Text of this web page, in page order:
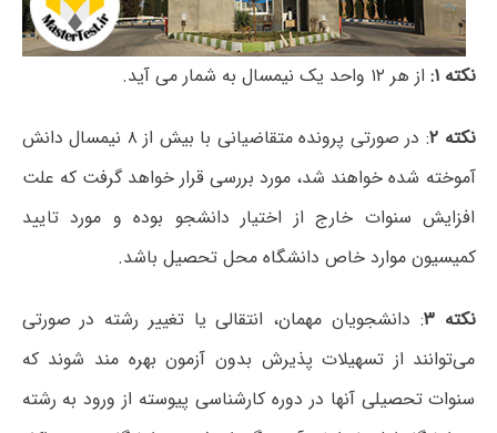
نکته ۱: از هر ۱۲ واحد یک نیمسال به شمار می آید.
نکته ۲
: در صورتی پرونده متقاضیانی با بیش از ۸ نیمسال دانش
آموخته شده خواهند شد، مورد بررسی قرار خواهد گرفت که علت
افزایش سنوات خارج از اختیار دانشجو بوده و مورد تایید
کمیسیون موارد خاص دانشگاه محل تحصیل باشد.
نکته ۳ : دانشجویان مهمان، انتقالی یا تغییر رشته در صورتی
می‌توانند از تسهیلات پذیرش بدون آزمون بهره مند شوند که
سنوات تحصیلی آنها در دوره کارشناسی پیوسته از ورود به رشته